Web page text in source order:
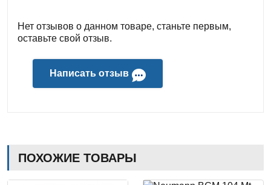
Нет отзывов о данном товаре, станьте первым,
оставьте свой отзыв.
Написать отзыв
ПОХОЖИЕ ТОВАРЫ